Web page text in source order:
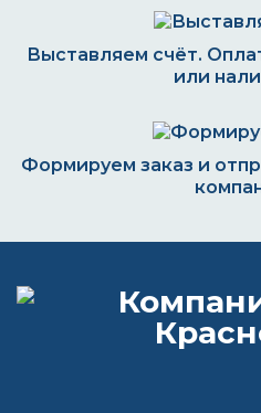
Выставляем счёт.
или
Формируем заказ и
Обои под покраску: